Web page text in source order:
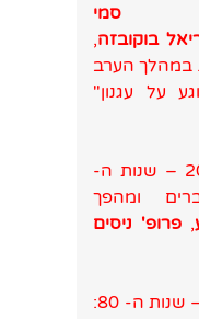
סמי
בוקובזה,
במהלך הערב
על עגנון"
שלישי 20.3 בשעה 20:00 – שנות ה-
ומהפך
, פרופ' ניסים
רביעי 21.4 בשעה 20:00 – שנות ה- 80: